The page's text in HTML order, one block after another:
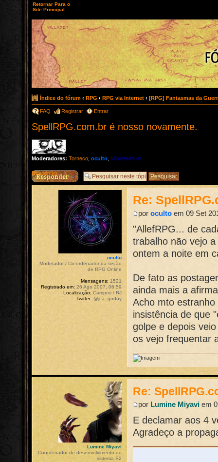
Retornar Para o
Site Principal
Índice do fórum ‹ RPG ‹ RPG via Internet ‹ [RPG] Fantasmas da
FAQ Registrar Entrar
SpellRPG.com.br é nosso novamente.
Moderadores: Torneco oculto Moderadores
Responder
Re:
poroculto em 09 Set
"AllefRPG... de
trabalho não vejo
ontem a noite em
De fato as
ainda mais a
Acho mto
insistência de que
golpe e depois
os vejo frequentar
oculto
Moderador / Co-ordenador da seção
de RPG Online
Mensagens: 1521
Registrado em: 26 Ago 2007, 06:59
Localização: Campos / RJ
Twitter: @jca_godoy
Re:
por Lumine Miyavi em
E declamar aos 4
Agradeço a
Lumine Miyavi
Coordenador de desenvolvimento do
sistema S2